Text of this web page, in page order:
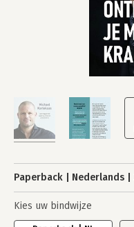
Paperback Nederlands
Kies uw bindwijze